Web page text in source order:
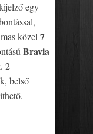
egy
közel 7
Bravia
2
belső